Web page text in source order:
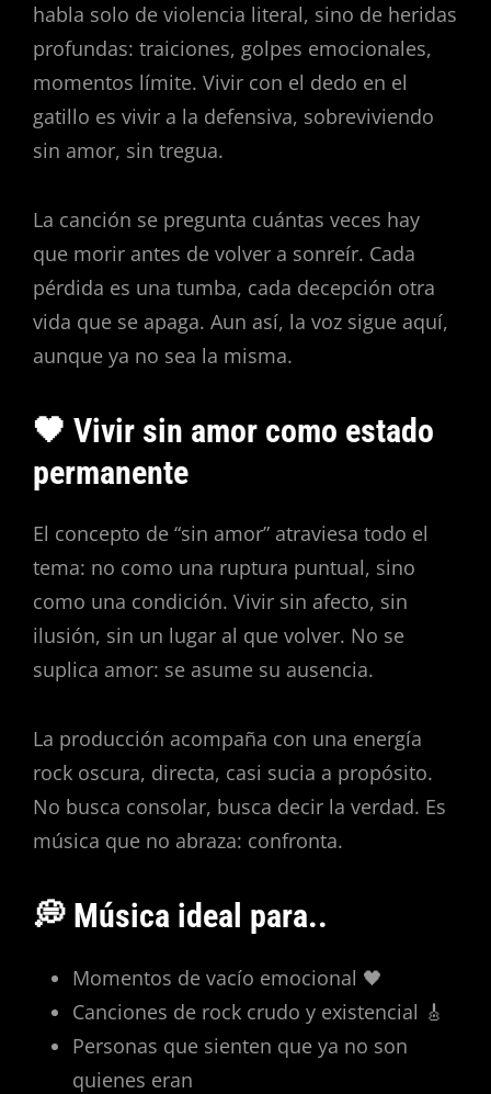
habla solo de violencia literal, sino de heridas
profundas: traiciones, golpes emocionales,
momentos límite. Vivir con el dedo en el
gatillo es vivir a la defensiva, sobreviviendo
sin amor, sin tregua.
La canción se pregunta cuántas veces hay
que morir antes de volver a sonreír. Cada
pérdida es una tumba, cada decepción otra
vida que se apaga. Aun así, la voz sigue aquí,
aunque ya no sea la misma.
🖤 Vivir sin amor como estado
permanente
El concepto de “sin amor” atraviesa todo el
tema: no como una ruptura puntual, sino
como una condición. Vivir sin afecto, sin
ilusión, sin un lugar al que volver. No se
suplica amor: se asume su ausencia.
La producción acompaña con una energía
rock oscura, directa, casi sucia a propósito.
No busca consolar, busca decir la verdad. Es
música que no abraza: confronta.
💭 Música ideal para..
Momentos de vacío emocional 🖤
Canciones de rock crudo y existencial 🎸
Personas que sienten que ya no son
quienes eran